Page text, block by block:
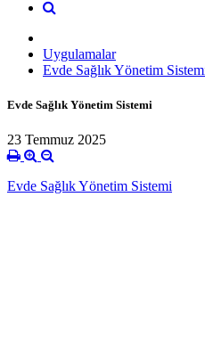
Uygulamalar
Evde Sağlık Yönetim
Evde Sağlık Yönetim Sistemi
23 Temmuz 2025
Evde Sağlık Yönetim Sistemi